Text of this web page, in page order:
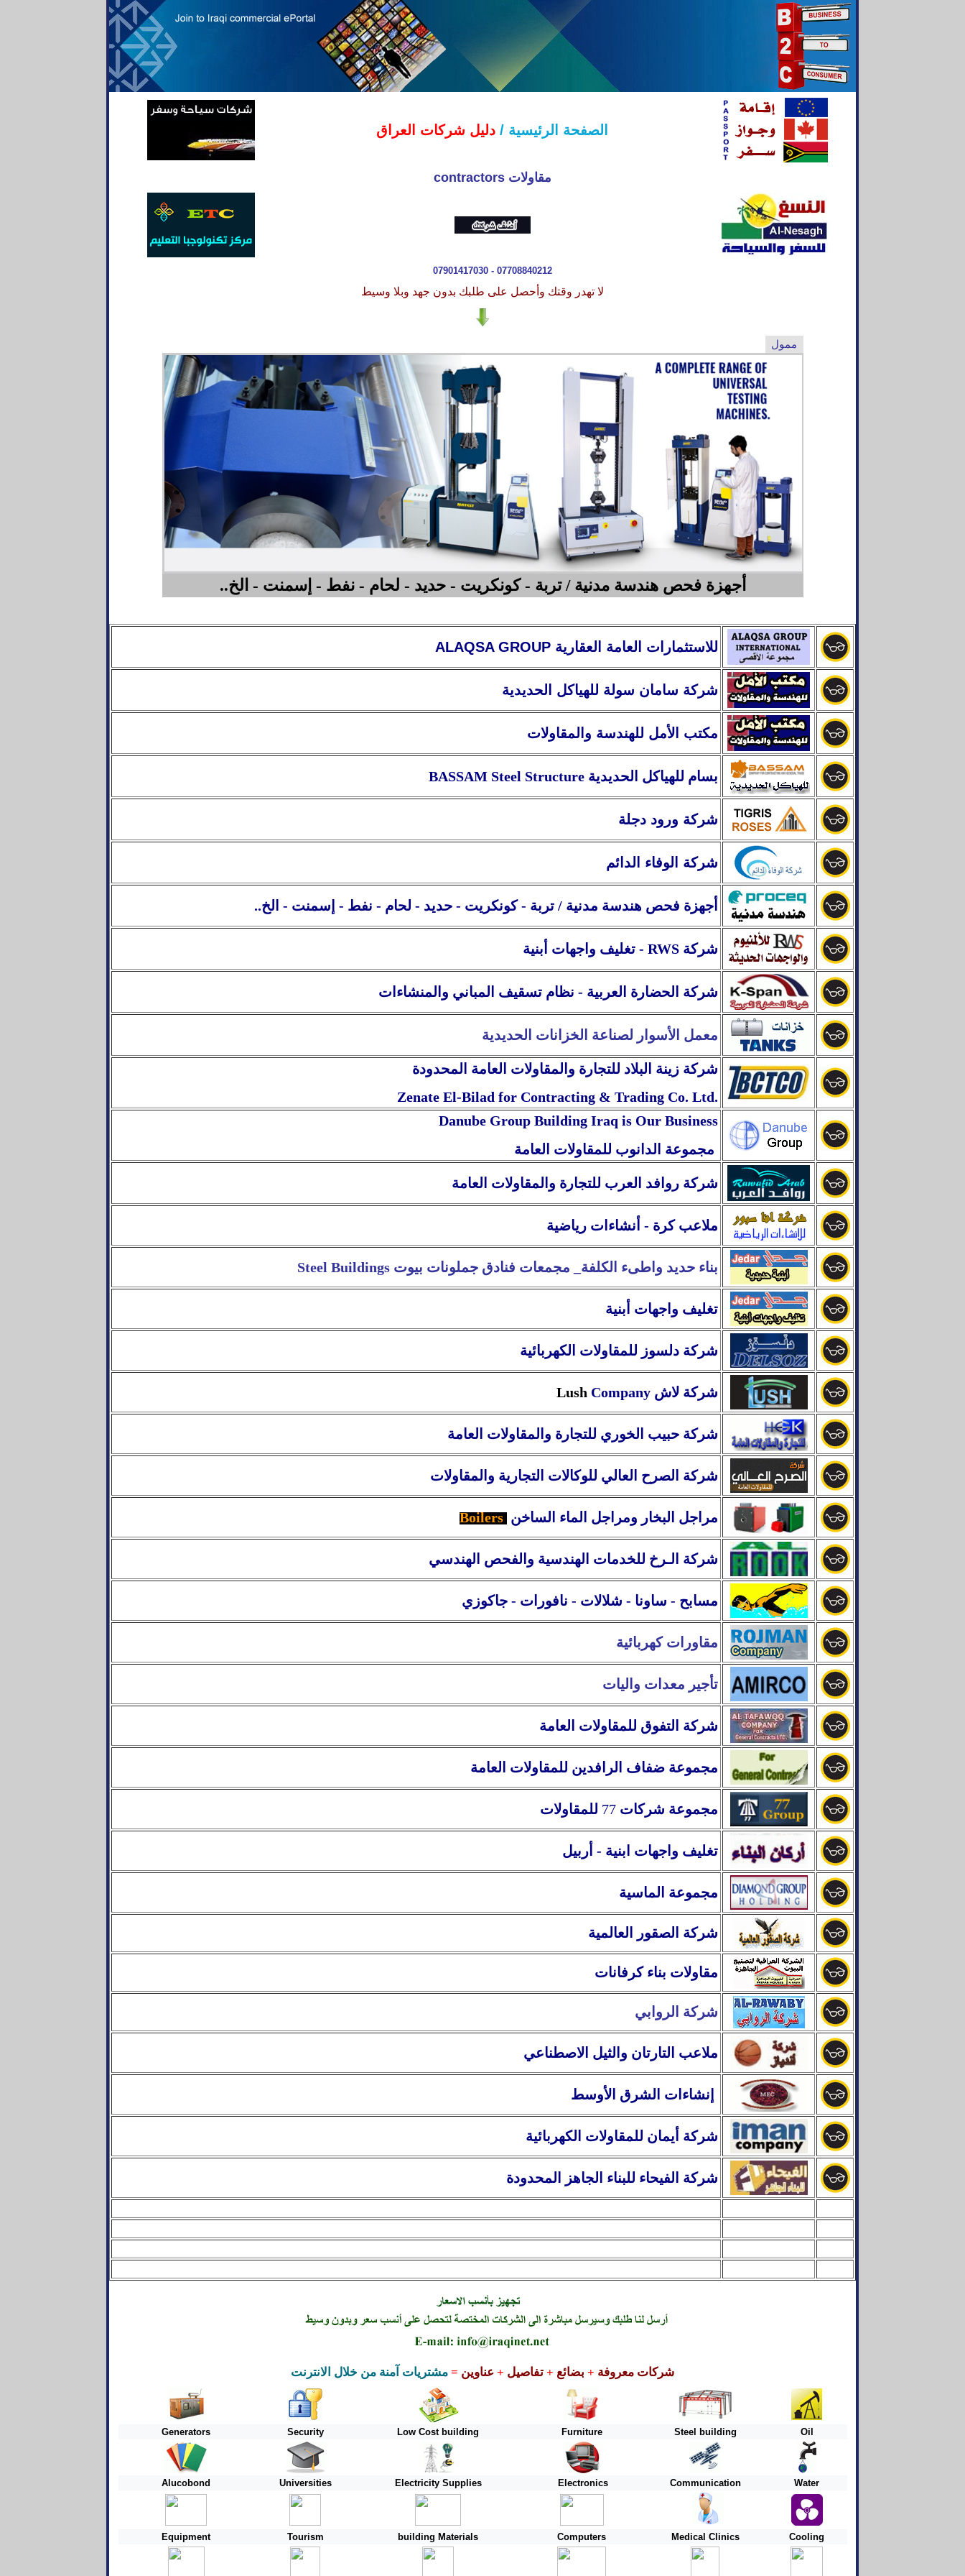
الصفحة الرئيسية / دليل شركات العراق
مقاولات contractors
07901417030 - 07708840212
لا تهدر وقتك وأحصل على طلبك بدون جهد وبلا وسيط
ممول
أجهزة فحص هندسة مدنية / تربة - كونكريت - حديد - لحام - نفط - إسمنت - الخ..
ALAQSA GROUP للاستثمارات العامة العقارية
شركة سامان سولة للهياكل الحديدية
مكتب الأمل للهندسة والمقاولات
BASSAM Steel Structure بسام للهياكل الحديدية
شركة ورود دجلة
شركة الوفاء الدائم
أجهزة فحص هندسة مدنية / تربة - كونكريت - حديد - لحام - نفط - إسمنت - الخ..
شركة RWS - تغليف واجهات أبنية
شركة الحضارة العربية - نظام تسقيف المباني والمنشاءات
معمل الأسوار لصناعة الخزانات الحديدية
شركة زينة البلاد للتجارة والمقاولات العامة المحدودة
Zenate El-Bilad for Contracting & Trading Co. Ltd.
Danube Group Building Iraq is Our Business
مجموعة
شركة روافد العرب للتجارة والمقاولات العامة
ملاعب كرة - أنشاءات رياضية
Steel Buildings بناء حديد واطىء الكلفة_ مجمعات فنادق جملونات بيوت
تغليف واجهات أبنية
شركة دلسوز للمقاولات الكهربائية
شركة لاش Lush Company
شركة حبيب الخوري للتجارة والمقاولات العامة
شركة الصرح العالي للوكالات التجارية والمقاولات
Boilers مراجل البخار ومراجل الماء الساخن
شركة الـرخ للخدمات الهندسية والفحص الهندسي
مسابح - ساونا - شلالات - نافورات - جاكوزي
مقاورات كهربائية
تأجير معدات واليات
شركة التفوق للمقاولات العامة
مجموعة ضفاف الرافدين للمقاولات العامة
مجموعة شركات 77 للمقاولات
تغليف واجهات ابنية - أربيل
مجموعة الماسية
شركة الصقور العالمية
مقاولات بناء كرفانات
شركة الروابي
ملاعب التارتان والثيل الاصطناعي
شركة أيمان للمقاولات الكهربائية
شركة الفيحاء للبناء الجاهز المحدودة
شركات معروفة + بضائع + تفاصيل + عناوين = مشتريات منة من خلال الانترنت
Generators Security Low Cost building Furniture Steel building Oil
Alucobond Universities Electricity Supplies Electronics Communication Water
Equipment Tourism building Materials Computers Medical Clinics Cooling